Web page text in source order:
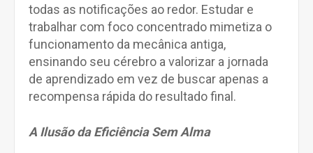
todas as notificações ao redor. Estudar e
trabalhar com foco concentrado mimetiza o
funcionamento da mecânica antiga,
ensinando seu cérebro a valorizar a jornada
de aprendizado em vez de buscar apenas a
recompensa rápida do resultado final.
A Ilusão da Eficiência Sem Alma